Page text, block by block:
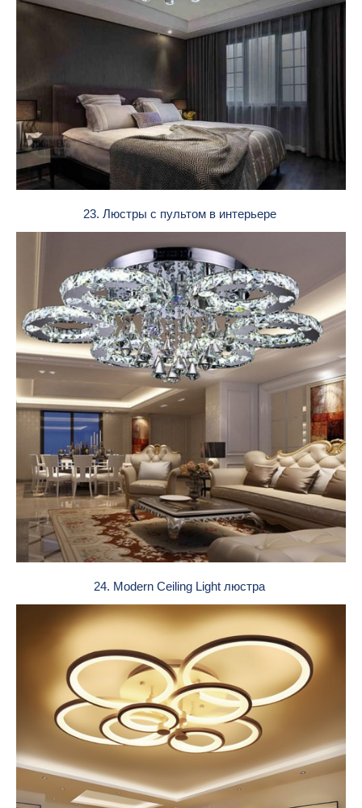
23. Люстры с пультом в интерьере
24. Modern Ceiling Light люстра